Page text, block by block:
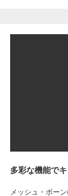
多彩な機能で
メッシュ・ボー